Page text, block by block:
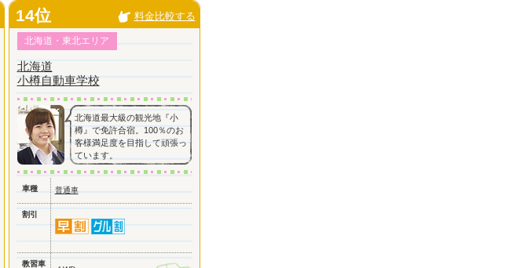
14位 料金比較する
北海道・東北エリア
北海道
小樽自動車学校
北海道最大級の観光地『小
樽』で免許合宿。100％のお
客様満足度を目指して頑張っ
ています。
車種 普通車
割引
教習車